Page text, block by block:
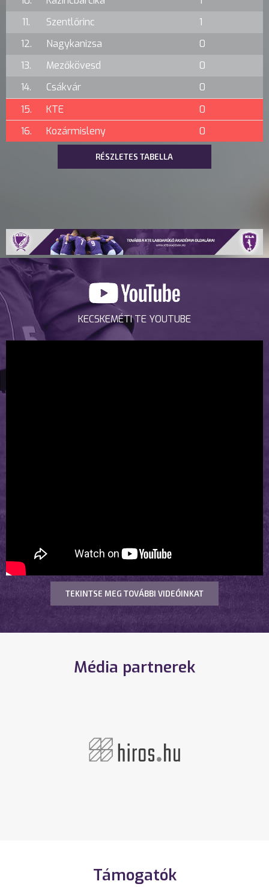
11.
Szentlőrinc
1
12.
Nagykanizsa
0
13.
Mezőkövesd
0
14.
Csákvár
0
15.
KTE
0
16.
Kozármisleny 0
RÉSZLETES TABELLA
KECSKEMÉTI TE YOUTUBE
TEKINTSE MEG TOVÁBBI VIDEÓINKAT
Média partnerek
Támogatók